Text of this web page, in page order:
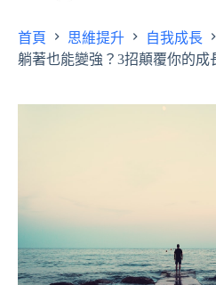
首頁 思維提升
自我成長
躺著也能變強？3招顛覆你的成